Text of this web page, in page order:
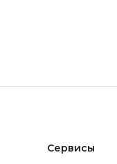
Сервисы